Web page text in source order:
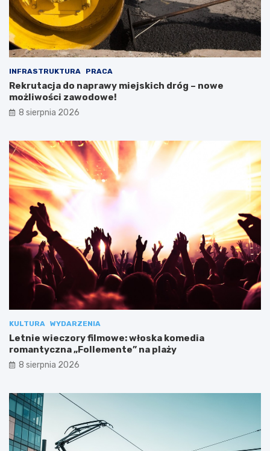
INFRASTRUKTURA PRACA
Rekrutacja do naprawy miejskich dróg – nowe
możliwości zawodowe!
8 sierpnia 2026
KULTURA WYDARZENIA
Letnie wieczory filmowe: włoska komedia
romantyczna „Follemente” na plaży
8 sierpnia 2026